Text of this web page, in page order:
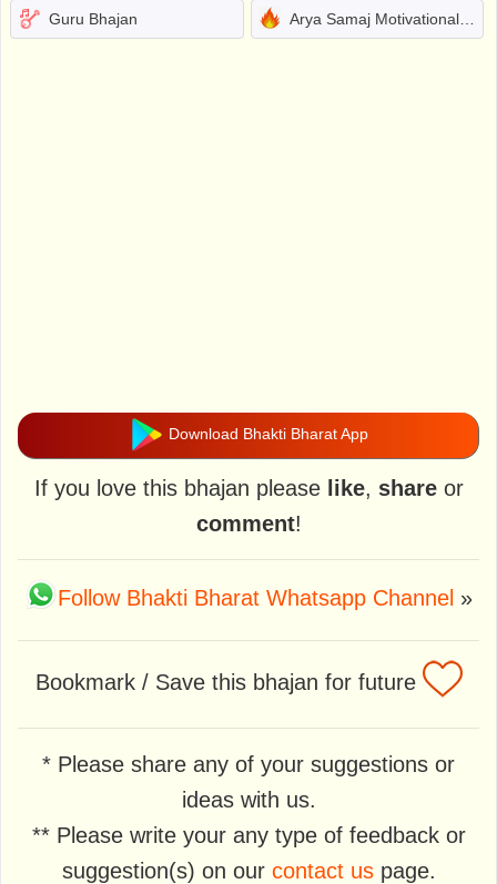
Guru Bhajan Arya Samaj Motivational Bhajans
Download Bhakti Bharat App
If you love this bhajan please like, shareor
comment!
Follow Bhakti Bharat Whatsapp Channel »
Bookmark / Save this bhajan for future
* Please share any of your suggestions or
ideas with us.
** Please write your any type of feedback or
suggestion(s) on our contact uspage.